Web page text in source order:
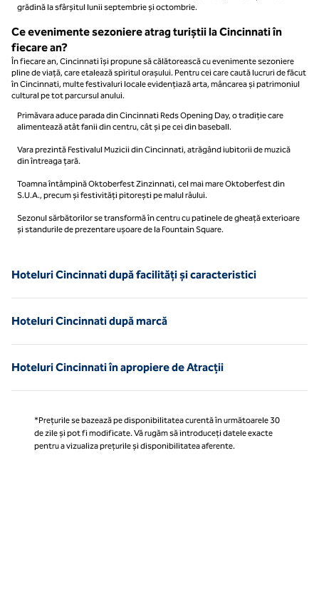
grădină la sfârșitul lunii septembrie și octombrie.
Ce evenimente sezoniere atrag turiștii la Cincinnati în
fiecare an?
În fiecare an, Cincinnati își propune să călătorească cu evenimente sezoniere
pline de viață, care etalează spiritul orașului. Pentru cei care caută lucruri de făcut
în Cincinnati, multe festivaluri locale evidențiază arta, mâncarea și patrimoniul
cultural pe tot parcursul anului.
Primăvara aduce parada din Cincinnati Reds Opening Day, o tradiție care
alimentează atât fanii din centru, cât și pe cei din baseball.
Vara prezintă Festivalul Muzicii din Cincinnati, atrăgând iubitorii de muzică
din întreaga țară.
Toamna întâmpină Oktoberfest Zinzinnati, cel mai mare Oktoberfest din
S.U.A., precum și festivități pitorești pe malul râului.
Sezonul sărbătorilor se transformă în centru cu patinele de gheață exterioare
și standurile de prezentare ușoare de la Fountain Square.
Hoteluri Cincinnati după facilități și caracteristici
Hoteluri Cincinnati după marcă
Hoteluri Cincinnati în apropiere de Atracții
*Prețurile se bazează pe disponibilitatea curentă în următoarele 30
de zile și pot fi modificate. Vă rugăm să introduceți datele exacte
pentru a vizualiza prețurile și disponibilitatea aferente.